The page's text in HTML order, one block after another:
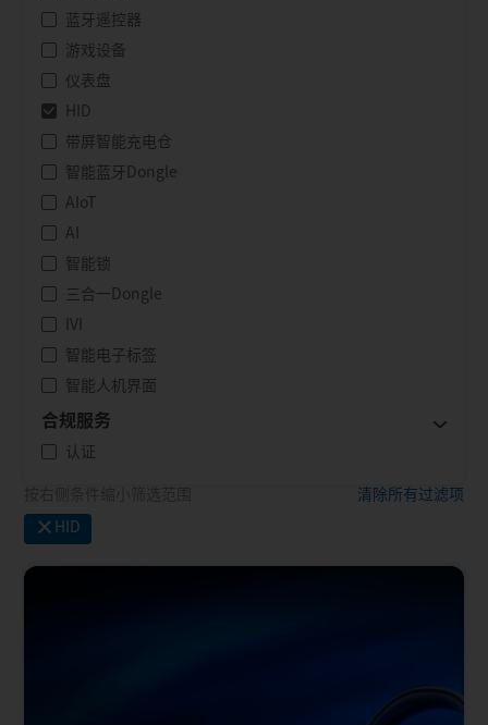
清除所有过滤项
× HID
蓝牙遥控器
游戏设备
仪表盘
HID
带屏智能充电仓
智能蓝牙Dongle
AIoT
AI
智能锁
三合一Dongle
IVI
智能电子标签
智能人机界面
合规服务
认证